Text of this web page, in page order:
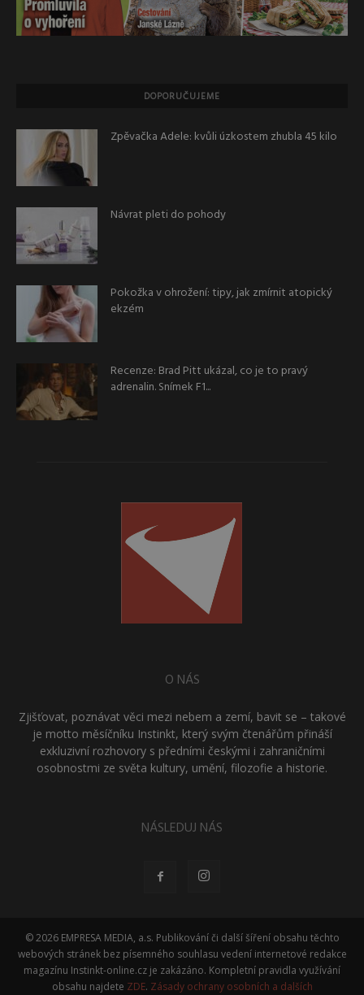
DOPORUČUJEME
Zpěvačka Adele: kvůli úzkostem zhubla 45 kilo
Návrat pleti do pohody
Pokožka v ohrožení: tipy, jak zmírnit atopický
ekzém
Recenze: Brad Pitt ukázal, co je to pravý
adrenalin. Snímek F1...
O NÁS
Zjišťovat, poznávat věci mezi nebem a zemí, bavit se – takové
je motto měsíčníku Instinkt, který svým čtenářům přináší
exkluzivní rozhovory s předními českými i zahraničními
osobnostmi ze světa kultury, umění, filozofie a historie.
NÁSLEDUJ NÁS
© 2026 EMPRESA MEDIA, a.s. Publikování či další šíření obsahu těchto
webových stránek bez písemného souhlasu vedení internetové redakce
magazínu Instinkt-online.cz je zakázáno. Kompletní pravidla využívání
obsahu najdete ZDE. Zásady ochrany osobních a dalších